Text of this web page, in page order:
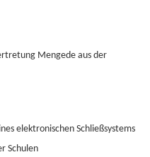
Mengede aus der
elektronischen Schließsystems
Schulen